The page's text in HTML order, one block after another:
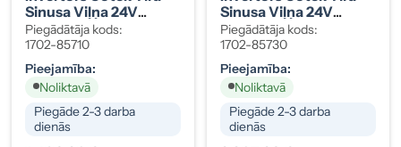
Sinusa Viļņa 24V
2500W
Piegādātāja kods:
1702-85710
Pieejamība:
Noliktavā
Piegāde 2-3 darba
dienās
Sinusa Viļņa 24V
3500W
Piegādātāja kods:
1702-85730
Pieejamība:
Noliktavā
Piegāde 2-3 darba
dienās